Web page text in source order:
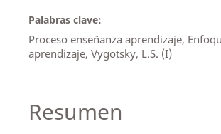
Palabras clave:
Proceso enseñanza aprendizaje,
aprendizaje, Vygotsky, L.S. (I)
Resumen